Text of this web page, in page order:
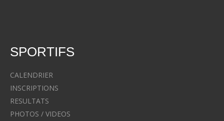
SPORTIFS
CALENDRIER
INSCRIPTIONS
RESULTATS
PHOTOS / VIDEOS